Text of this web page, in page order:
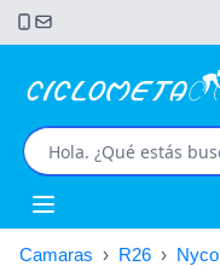
Open main menu
Camaras › R26 › Nyco